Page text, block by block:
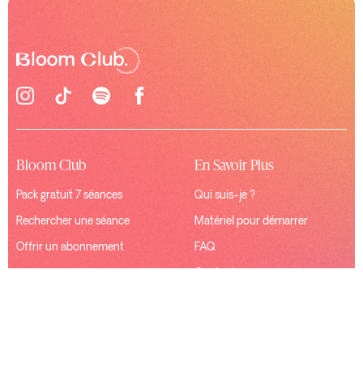
Bloom Club
Pack gratuit 7 séances
Rechercher une séance
Offrir un abonnement
En Savoir Plus
Qui suis-je ?
Matériel pour démarrer
FAQ